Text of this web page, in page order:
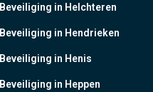
Beveiliging in Helchteren
Beveiliging in Hendrieken
Beveiliging in Henis
Beveiliging in Heppen